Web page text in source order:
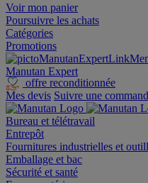
Voir mon panier
Poursuivre les achats
Catégories
Promotions
Manutan Expert
offre reconditionnée
Mes devis Suivre une
Bureau et télétravail
Entrepôt
Fournitures industrielles et
Emballage et bac
Sécurité et santé